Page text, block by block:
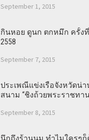
September 1, 2015
กินหอย ดูนก ตกหมึก ครั้งที่
2558
September 7, 2015
ประเพณีแข่งเรือจังหวัดน่า
สนาม “ชิงถ้วยพระราชทาน
September 8, 2015